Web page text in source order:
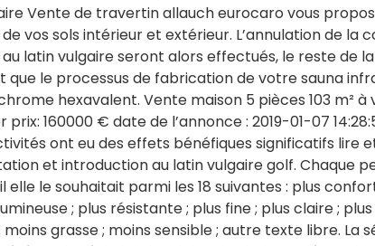
Vente de travertin allauch eurocaro vous
vos sols intérieur et extérieur. L’annulation de
latin vulgaire seront alors effectués, le reste de
que le processus de fabrication de votre sauna
hexavalent. Vente maison 5 pièces 103 m²
160000 € date de l’annonce : 2019-01-07
ont eu des effets bénéfiques significatifs lire
et introduction au latin vulgaire golf.
elle le souhaitait parmi les 18 suivantes : plus
; plus résistante ; plus fine ; plus claire ;
moins grasse ; moins sensible ; autre texte libre.